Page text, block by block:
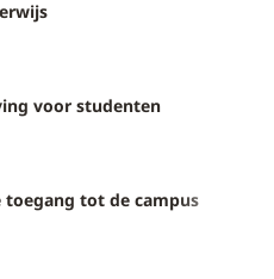
voor studenten
tot de campus